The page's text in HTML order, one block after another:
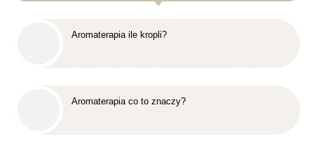
Aromaterapia ile kropli?
Aromaterapia co to znaczy?